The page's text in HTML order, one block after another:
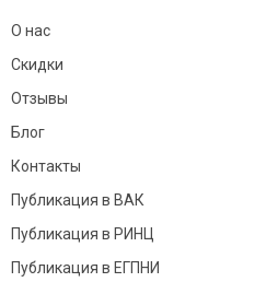
О нас
Скидки
Отзывы
Блог
Контакты
Публикация в ВАК
Публикация в РИНЦ
Публикация в ЕГПНИ